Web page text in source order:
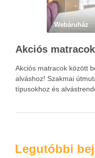
Webáruház
Akciós matracok között
alváshoz! Szakmai
típusokhoz és
Legutóbbi